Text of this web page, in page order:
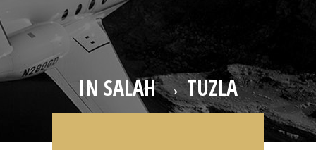
IN SALAH → TUZLA